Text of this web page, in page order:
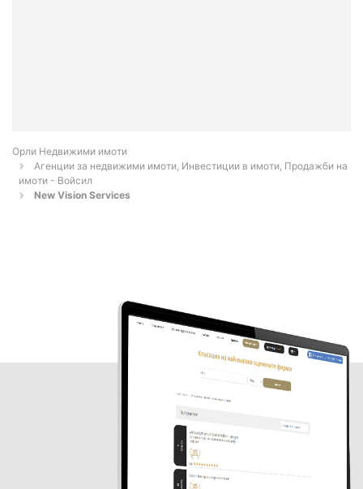
Орли Недвижими имоти
Агенции за недвижими имоти, Инвестиции в имоти, Продажби на
имоти - Войсил
New Vision Services